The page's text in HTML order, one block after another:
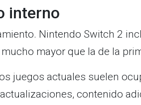
interno
Nintendo Switch 2
mayor que la de la
juegos actuales suelen
contenido